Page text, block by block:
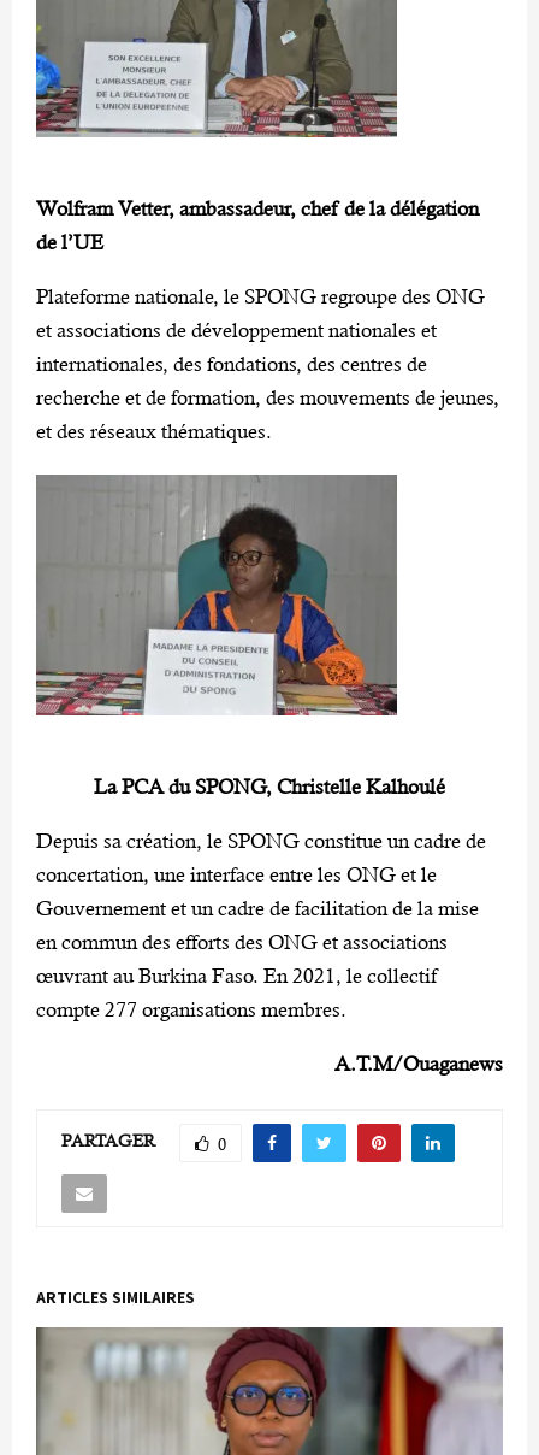
Wolfram Vetter, ambassadeur, chef de la délégation
de l’UE
Plateforme nationale, le SPONG regroupe des ONG
et associations de développement nationales et
internationales, des fondations, des centres de
recherche et de formation, des mouvements de jeunes,
et des réseaux thématiques.
La PCA du SPONG, Christelle Kalhoulé
Depuis sa création, le SPONG constitue un cadre de
concertation, une interface entre les ONG et le
Gouvernement et un cadre de facilitation de la mise
en commun des efforts des ONG et associations
œuvrant au Burkina Faso. En 2021, le collectif
compte 277 organisations membres.
A.T.M/Ouaganews
PARTAGER 0
ARTICLES SIMILAIRES